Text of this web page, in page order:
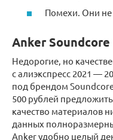
Помехи. Они не
Anker
Недорогие, но
с алиэкспресс 2021 —
под брендом
500 рублей
качество материалов
данных
Anker удобно целый